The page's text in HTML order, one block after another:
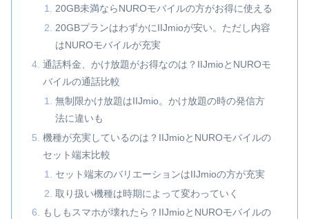
20GB未満ならNUROモバイルの方がお得に使える
20GBプランはわずかにIIJmioが安い。ただし内容
はNUROモバイルが充実
通話料金、かけ放題がお得なのは？IIJmioとNUROモ
バイルの通話比較
無制限かけ放題はIIJmio。かけ放題の時の発信方
法に違いも
機種が充実しているのは？IIJmioとNUROモバイルの
セット端末比較
セット端末のバリエーションはIIJmioの方が充実
取り扱い機種は時期によって変わっていく
もしもスマホが壊れたら？IIJmioとNUROモバイルの